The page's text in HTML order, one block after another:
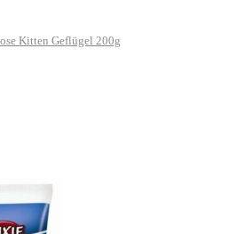
Kitten Geflügel 200g